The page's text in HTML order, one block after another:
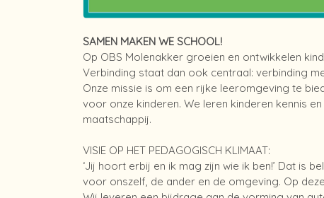
SAMEN MAKEN WE SCHOOL!
Op OBS Molenakker groeien en ontwikkelen
Verbinding staat dan ook centraal: verbinding
Onze missie is om een rijke leeromgeving te
voor onze kinderen. We leren kinderen kennis
maatschappij.
VISIE OP HET PEDAGOGISCH KLIMAAT:
‘Jij hoort erbij en ik mag zijn wie ik ben!’ Dat is
voor onszelf, de ander en de omgeving. Op